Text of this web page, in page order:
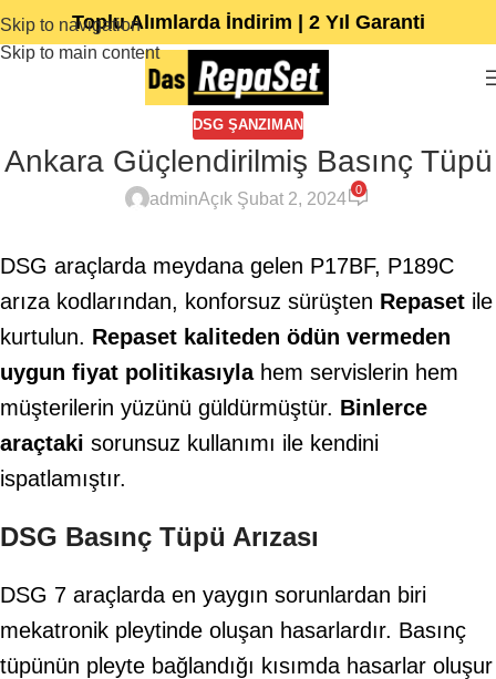
Skip to navigation
Skip to main content
Toplu Alımlarda İndirim | 2 Yıl Garanti
DSG ŞANZIMAN
Ankara Güçlendirilmiş Basınç Tüpü
adminAçık Şubat 2, 2024
0
DSG araçlarda meydana gelen P17BF, P189C
arıza kodlarından, konforsuz sürüşten Repaset ile
kurtulun. Repaset kaliteden ödün vermeden
uygun fiyat politikasıylahem servislerin hem
müşterilerin yüzünü güldürmüştür. Binlerce
araçtaki sorunsuz kullanımı ile kendini
ispatlamıştır.
DSG Basınç Tüpü Arızası
DSG 7 araçlarda en yaygın sorunlardan biri
mekatronik pleytinde oluşan hasarlardır. Basınç
tüpünün pleyte bağlandığı kısımda hasarlar oluşur